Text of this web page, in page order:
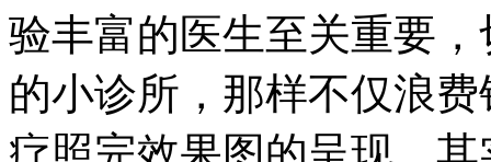
验丰富的医生至关重要
的小诊所，那样不仅浪
疗照完效果图的呈现，